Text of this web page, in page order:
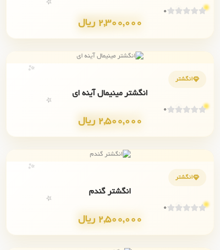
0
2,300,000 ریال
💎
⭐
انگشتر
انگشتر مینیمال آینه ای
0
2,500,000 ریال
✨
⭐
انگشتر
انگشتر گندم
0
2,500,000 ریال
✨
⭐